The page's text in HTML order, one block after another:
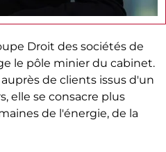
Droit des sociétés de
le pôle minier du cabinet.
de clients issus d'un
elle se consacre plus
de l'énergie, de la